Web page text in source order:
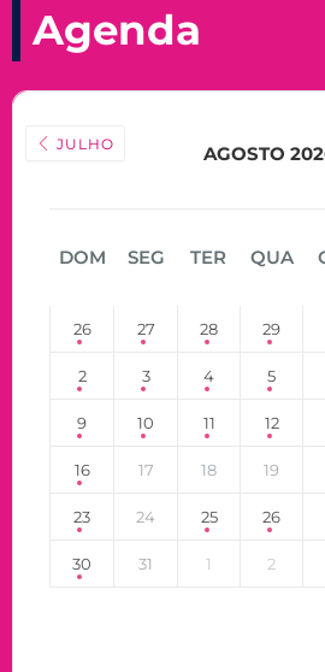
Agenda
JULHO AGOSTO
DOM SEG TER QUA
26 27 28 29
2 3 4 5
9 10 11 12
16 17 18 19
23 24 25 26
30 31 1 2